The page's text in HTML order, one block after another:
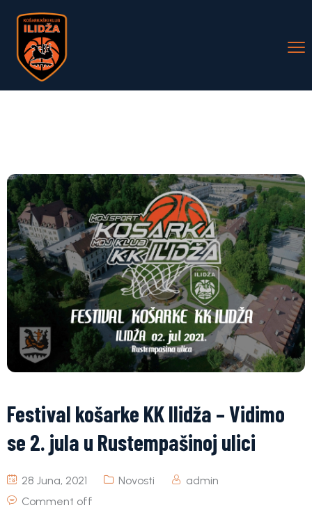
Festival košarke KK Ilidža – Vidimo
se 2. jula u Rustempašinoj ulici
28 Juna, 2021 Novosti
admin
Comment off